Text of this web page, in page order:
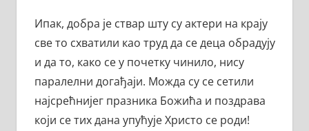
Ипак, добра је ствар шту су актери на крају
све то схватили као труд да се деца обрадују
и да то, како се у почетку чинило, нису
паралелни догађаји. Можда су се сетили
најсрећнијег празника Божића и поздрава
који се тих дана упућује Христо се роди!